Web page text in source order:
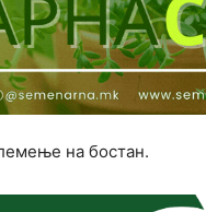
на бостан.